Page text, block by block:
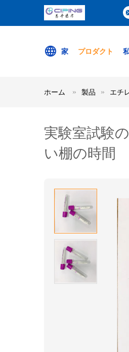
家 プロダクト
ホーム 製品 エチ
実験室試験
い棚の時間